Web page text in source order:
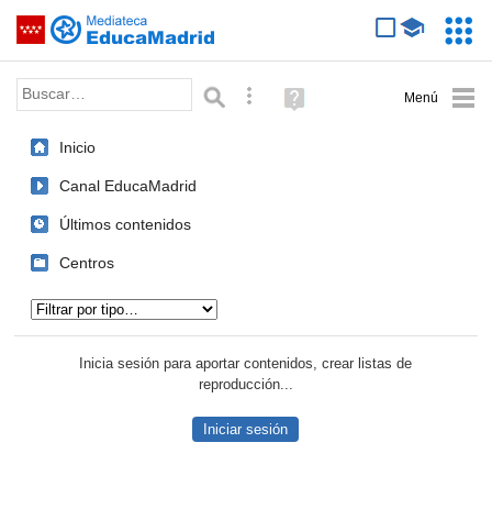
Saltar navegación
Palabra o frase: Búsqueda avanzada
Ayuda
(en
Inicio
Canal EducaMadrid
Últimos contenidos
Centros
Inicia sesión para aportar contenidos, crear listas de
reproducción...
Iniciar sesión